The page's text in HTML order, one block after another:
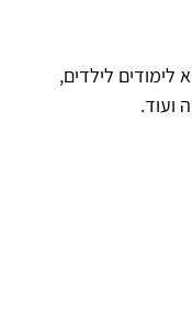
לימודים לילדים,
ועוד.